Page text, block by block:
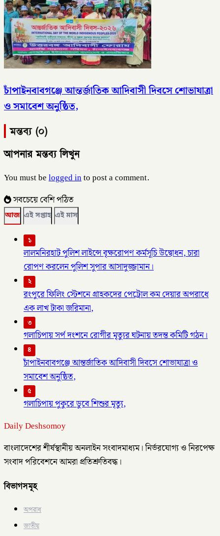
চাঁপাইনবাবগঞ্জে আন্তর্জাতিক আদিবাসী দিবসে শোভাযাত্রা
ও সমাবেশ অনুষ্ঠিত,
মন্তব্য (০)
আপনার মন্তব্য লিখুন
You must belogged into post a comment.
সবচেয়ে বেশি পঠিত
আজ এই সপ্তাহ এই মাস
১
লালমনিরহাট পুলিশ লাইন্সে বৃক্ষরোপণ কর্মসূচি উদ্বোধন, চারা
রোপণ করলেন পুলিশ সুপার আসাদুজ্জামান।
২
রংপুরে ফিলিং স্টেশনে গ্রাহকদের পেট্রোল কম দেয়ার অপরাধে
এক লাখ টাকা জরিমানা,
৩
গলাচিপায় সর্প দংশনে রোগীর মৃত্যুর ঘটনায় তদন্ত কমিটি গঠন।
৪
চাঁপাইনবাবগঞ্জে আন্তর্জাতিক আদিবাসী দিবসে শোভাযাত্রা ও
সমাবেশ অনুষ্ঠিত,
৫
গলাচিপায় পুকুরে ডুবে শিশুর মৃত্যু,
Daily Deshsomoy
বাংলাদেশের শীর্ষস্থানীয় অনলাইন সংবাদমাধ্যম। নির্ভরযোগ্য ও নিরপেক্ষ
সংবাদ পরিবেশনে আমরা প্রতিশ্রুতিবদ্ধ।
বিভাগসমূহ
অপরাধ
জাতীয়